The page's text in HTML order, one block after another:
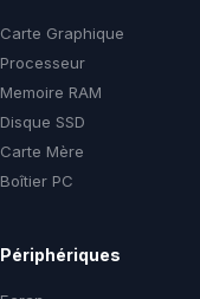
Carte Graphique
Processeur
Memoire RAM
Disque SSD
Carte Mère
Boîtier PC
Périphériques